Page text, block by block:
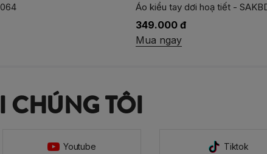
Áo kiểu tay dơi hoạ tiết -
349.000 đ
Mua ngay
CHÚNG TÔI
Youtube Tiktok